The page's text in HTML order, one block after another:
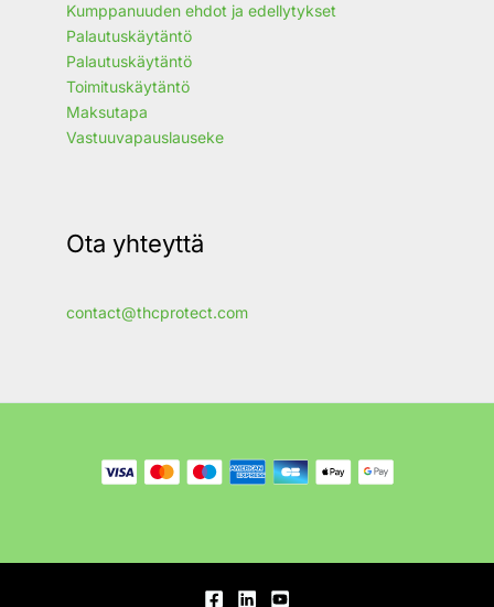
Kumppanuuden ehdot ja edellytykset
Palautuskäytäntö
Palautuskäytäntö
Toimituskäytäntö
Maksutapa
Vastuuvapauslauseke
Ota yhteyttä
contact@thcprotect.com